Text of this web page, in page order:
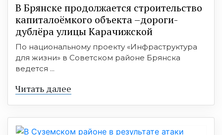
В Брянске продолжается строительство
капиталоёмкого объекта –дороги-
дублёра улицы Карачижской
По национальному проекту «Инфраструктура
для жизни» в Советском районе Брянска
ведется ...
Читать далее